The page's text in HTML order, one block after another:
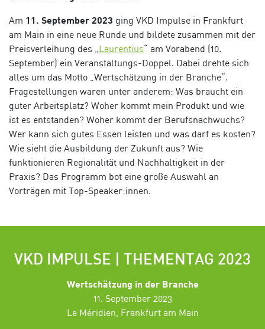
Am 11. September 2023 ging VKD Impulse in Frankfurt
am Main in eine neue Runde und bildete zusammen mit der
Preisverleihung des „Laurentius“ am Vorabend (10.
September) ein Veranstaltungs-Doppel. Dabei drehte sich
alles um das Motto „Wertschätzung in der Branche“.
Fragestellungen waren unter anderem: Was braucht ein
guter Arbeitsplatz? Woher kommt mein Produkt und wie
ist es entstanden? Woher kommt der Berufsnachwuchs?
Wer kann sich gutes Essen leisten und was darf es kosten?
Wie sieht die Ausbildung der Zukunft aus? Wie
funktionieren Regionalität und Nachhaltigkeit in der
Praxis? Das Programm bot eine große Auswahl an
Vorträgen mit Top-Speaker:innen.
VKD IMPULSE | THEMENTAG 2023
Wertschätzung in der Branche
11. September 2023
Le Méridien, Frankfurt am Main